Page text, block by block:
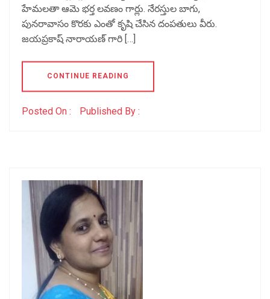
హేమలతా ఆమె భర్త లవణం గార్లు. నేరస్తుల బాగు,
పునరావాసం కొరకు ఎంతో కృషి చేసిన దంపతులు వీరు.
జయప్రకాష్ నారాయణ్ గారి […]
CONTINUE READING
Posted On : Published By :